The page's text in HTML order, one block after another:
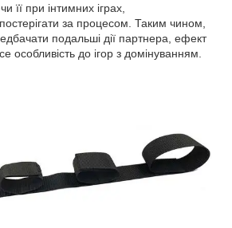
її при інтимних іграх,
за процесом. Таким чином,
подальші дії партнера, ефект
особливість до ігор з домінуванням.